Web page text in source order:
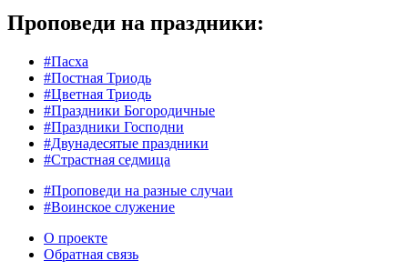
Проповеди на праздники:
#Пасха
#Постная Триодь
#Цветная Триодь
#Праздники Богородичные
#Праздники Господни
#Двунадесятые праздники
#Страстная седмица
#Проповеди на разные случаи
#Воинское служение
О проекте
Обратная связь